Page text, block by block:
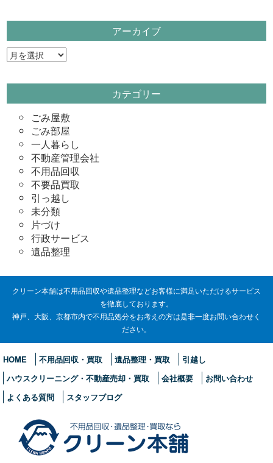
アーカイブ
ア
カ
カテゴリー
ごみ屋敷
ごみ部屋
一人暮らし
不動産管理会社
不用品回収
不要品買取
引っ越し
未分類
片づけ
行政サービス
遺品整理
クリーン本舗は不用品回収や遺品整理などお客様に満足いただけるサービス
を徹底しております。
神戸、大阪、京都市内で不用品処分をお考えの方は是非一度お問い合わせく
ださい。
HOME 不用品回収・買取 遺品整理・買取
引越し
ハウスクリーニング・不動産売却・買取
会社概要
お問い合わせ
よくある質問
スタッフブログ